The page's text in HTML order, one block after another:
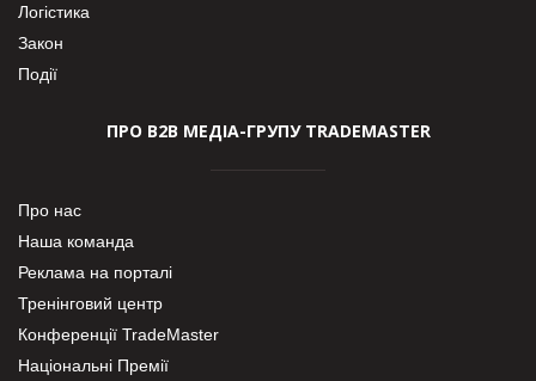
Логістика
Закон
Події
ПРО В2В МЕДІА-ГРУПУ TRADEMASTER
Про нас
Наша команда
Реклама на порталі
Тренінговий центр
Конференції TradeMaster
Національні Премії